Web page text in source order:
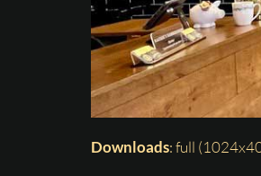
Downloads:full